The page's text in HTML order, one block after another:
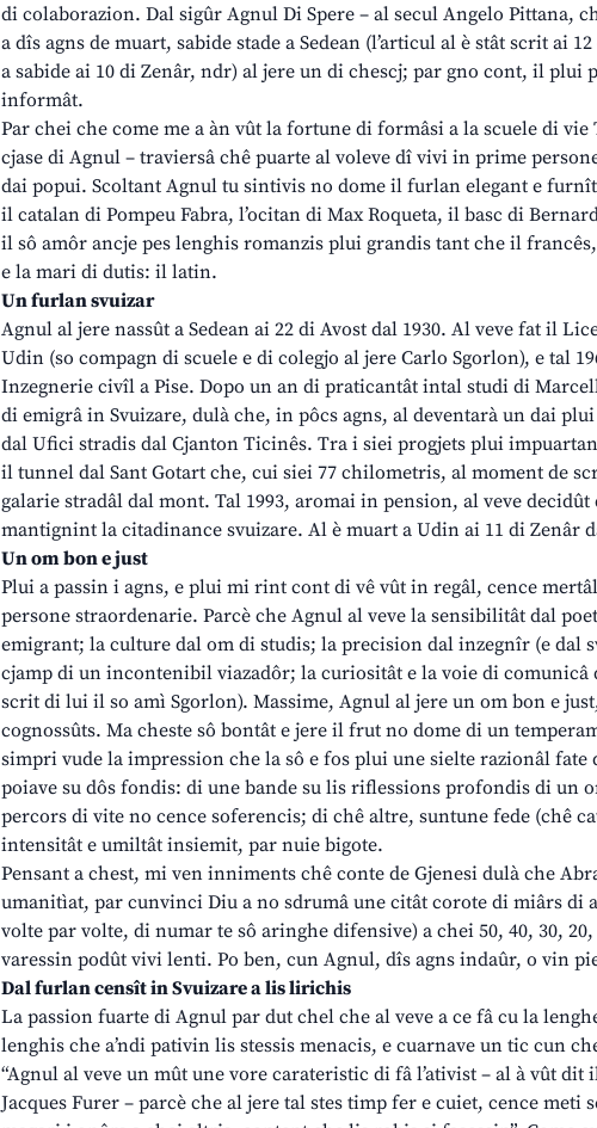
di colaborazion. Dal sigûr Agnul Di Spere – al secul Angelo Pittana,
a dîs agns de muart, sabide stade a Sedean (l’articul al è stât scrit ai
a sabide ai 10 di Zenâr, ndr) al jere un di chescj; par gno cont, il
informât.
Par chei che come me a àn vût la fortune di formâsi a la scuele di vie
cjase di Agnul – traviersâ chê puarte al voleve dî vivi in prime
dai popui. Scoltant Agnul tu sintivis no dome il furlan elegant e
il catalan di Pompeu Fabra, l’ocitan di Max Roqueta, il basc di
il sô amôr ancje pes lenghis romanzis plui grandis tant che il
e la mari di dutis: il latin.
Un furlan svuizar
Agnul al jere nassût a Sedean ai 22 di Avost dal 1930. Al veve fat il
Udin (so compagn di scuele e di colegjo al jere Carlo Sgorlon), e tal
Inzegnerie civîl a Pise. Dopo un an di praticantât intal studi di
di emigrâ in Svuizare, dulà che, in pôcs agns, al deventarà un dai
dal Ufici stradis dal Cjanton Ticinês. Tra i siei progjets plui
il tunnel dal Sant Gotart che, cui siei 77 chilometris, al moment de
galarie stradâl dal mont. Tal 1993, aromai in pension, al veve
mantignint la citadinance svuizare. Al è muart a Udin ai 11 di Zenâr
Un om bon e just
Plui a passin i agns, e plui mi rint cont di vê vût in regâl, cence
persone straordenarie. Parcè che Agnul al veve la sensibilitât dal
emigrant; la culture dal om di studis; la precision dal inzegnîr (e dal
cjamp di un incontenibil viazadôr; la curiositât e la voie di comunicâ
scrit di lui il so amì Sgorlon). Massime, Agnul al jere un om bon e
cognossûts. Ma cheste sô bontât e jere il frut no dome di un
simpri vude la impression che la sô e fos plui une sielte razionâl fate
poiave su dôs fondis: di une bande su lis riflessions profondis di un
percors di vite no cence soferencis; di chê altre, suntune fede (chê
intensitât e umiltât insiemit, par nuie bigote.
Pensant a chest, mi ven inniments chê conte de Gjenesi dulà che
umanitìat, par cunvinci Diu a no sdrumâ une citât corote di miârs di
volte par volte, di numar te sô aringhe difensive) a chei 50, 40, 30, 20,
varessin podût vivi lenti. Po ben, cun Agnul, dîs agns indaûr, o vin
Dal furlan censît in Svuizare a lis lirichis
La passion fuarte di Agnul par dut chel che al veve a ce fâ cu la
lenghis che a’ndi pativin lis stessis menacis, e cuarnave un tic cun
“Agnul al veve un mût une vore carateristic di fâ l’ativist – al à vût dit
Jacques Furer – parcè che al jere tal stes timp fer e cuiet, cence meti